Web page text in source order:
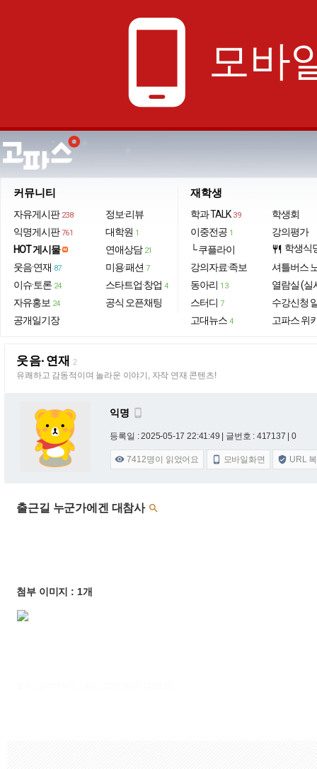
phone_android 모바
커뮤니티
자유게시판 238
익명게시판 761
HOT 게시물
웃음·연재 87
이슈·토론 24
자유홍보 24
공개일기장
정보·리뷰
대학원 1
연애상담 21
미용·패션 7
스타트업·창업 4
공식 오픈채팅
재학생
학과 TALK 39
이중전공 1
└ 쿠플라이
강의자료·족보
동아리 13
스터디 7
고대뉴스 4
학생회
강의평가
restaurant 학생식
셔틀버스
열람실 (실
수강신청
고파스 위
웃음·연재 2
유쾌하고 감동적이며 놀라운 이야기, 자작 연재 콘텐츠!
익명 
등록일 : 2025-05-17 22:41:49 | 글번호 : 417137 | 0
 7412명이 읽었어요  모바일화면  URL
출근길 누군가에겐 대참사 
첨부 이미지 : 1개